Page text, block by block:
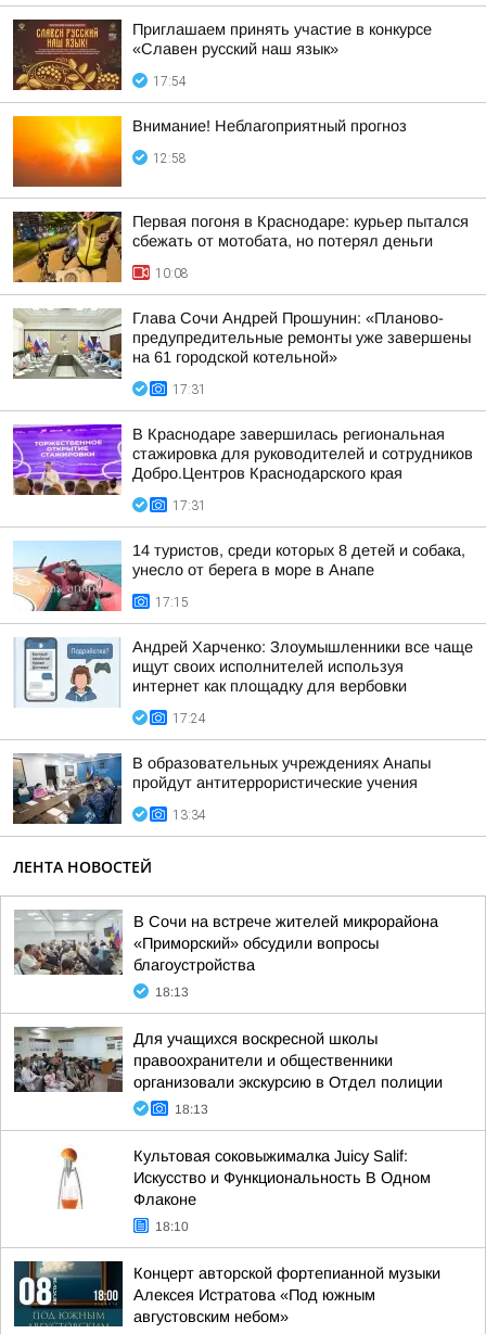
Приглашаем принять участие в конкурсе
«Славен русский наш язык»
17:54
Внимание! Неблагоприятный прогноз
12:58
Первая погоня в Краснодаре: курьер пытался
сбежать от мотобата, но потерял деньги
10:08
Глава Сочи Андрей Прошунин: «Планово-
предупредительные ремонты уже завершены
на 61 городской котельной»
17:31
В Краснодаре завершилась региональная
стажировка для руководителей и сотрудников
Добро.Центров Краснодарского края
17:31
14 туристов, среди которых 8 детей и собака,
унесло от берега в море в Анапе
17:15
Андрей Харченко: Злоумышленники все чаще
ищут своих исполнителей используя
интернет как площадку для вербовки
17:24
В образовательных учреждениях Анапы
пройдут антитеррористические учения
13:34
ЛЕНТА НОВОСТЕЙ
В Сочи на встрече жителей микрорайона
«Приморский» обсудили вопросы
благоустройства
18:13
Для учащихся воскресной школы
правоохранители и общественники
организовали экскурсию в Отдел полиции
18:13
Культовая соковыжималка Juicy Salif:
Искусство и Функциональность В Одном
Флаконе
18:10
Концерт авторской фортепианной музыки
Алексея Истратова «Под южным
августовским небом»